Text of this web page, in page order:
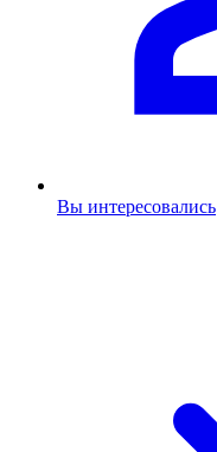
Вы интересовались